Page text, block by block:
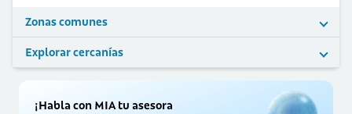
Zonas comunes
Explorar cercanías
¡Habla con MIA tu asesora